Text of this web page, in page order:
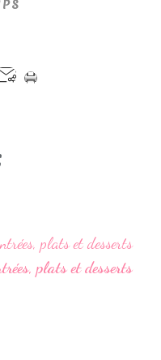
plats et desserts